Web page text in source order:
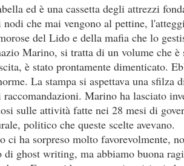
ed è una cassetta degli attrezzi
che mai vengono al pettine,
del Lido e della mafia che lo
Marino, si tratta di un volume che è
è stato prontamente dimenticato.
La stampa si aspettava una sfilza
Marino ha lasciato
sulle attività fatte nei 28 mesi di
politico che queste scelte avevano.
ci ha sorpreso molto favorevolmente,
ghost writing, ma abbiamo buona